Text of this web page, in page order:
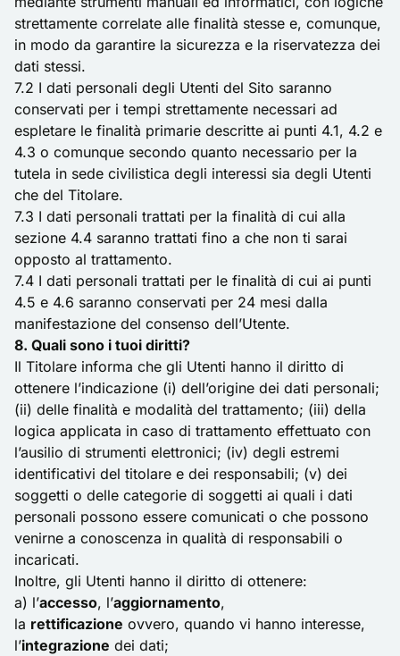
strettamente correlate alle finalità stesse e, comunque,
in modo da garantire la sicurezza e la riservatezza dei
dati stessi.
7.2 I dati personali degli Utenti del Sito saranno
conservati per i tempi strettamente necessari ad
espletare le finalità primarie descritte ai punti 4.1, 4.2 e
4.3 o comunque secondo quanto necessario per la
tutela in sede civilistica degli interessi sia degli Utenti
che del Titolare.
7.3 I dati personali trattati per la finalità di cui alla
sezione 4.4 saranno trattati fino a che non ti sarai
opposto al trattamento.
7.4 I dati personali trattati per le finalità di cui ai punti
4.5 e 4.6 saranno conservati per 24 mesi dalla
manifestazione del consenso dell’Utente.
8. Quali sono i tuoi diritti?
Il Titolare informa che gli Utenti hanno il diritto di
ottenere l’indicazione (i) dell’origine dei dati personali;
(ii) delle finalità e modalità del trattamento; (iii) della
logica applicata in caso di trattamento effettuato con
l’ausilio di strumenti elettronici; (iv) degli estremi
identificativi del titolare e dei responsabili; (v) dei
soggetti o delle categorie di soggetti ai quali i dati
personali possono essere comunicati o che possono
venirne a conoscenza in qualità di responsabili o
incaricati.
Inoltre, gli Utenti hanno il diritto di ottenere:
a) l’accesso, l’aggiornamento,
la rettificazione ovvero, quando vi hanno interesse,
l’integrazione dei dati;